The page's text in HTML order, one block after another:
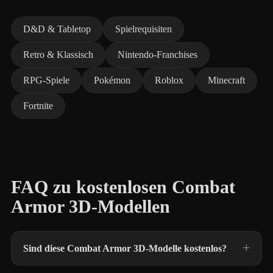
D&D & Tabletop Spielrequisiten
Retro & Klassisch Nintendo-Franchises
RPG-Spiele Pokémon Roblox Minecraft
Fortnite
FAQ zu kostenlosen Combat
Armor 3D-Modellen
Sind diese Combat Armor 3D-Modelle kostenlos?